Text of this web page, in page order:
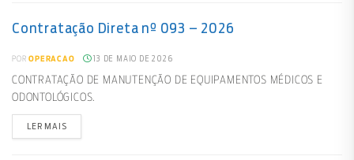
Contratação Direta nº 093 – 2026
POR OPERACAO 13 DE MAIO DE 2026
CONTRATAÇÃO DE MANUTENÇÃO DE EQUIPAMENTOS MÉDICOS E
ODONTOLÓGICOS.
LER MAIS